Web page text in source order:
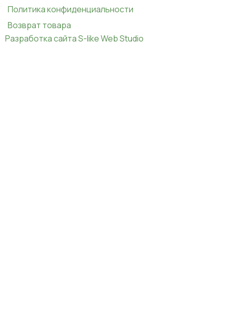
Политика конфиденциальности
Возврат товара
Разработка сайта S-like Web Studio